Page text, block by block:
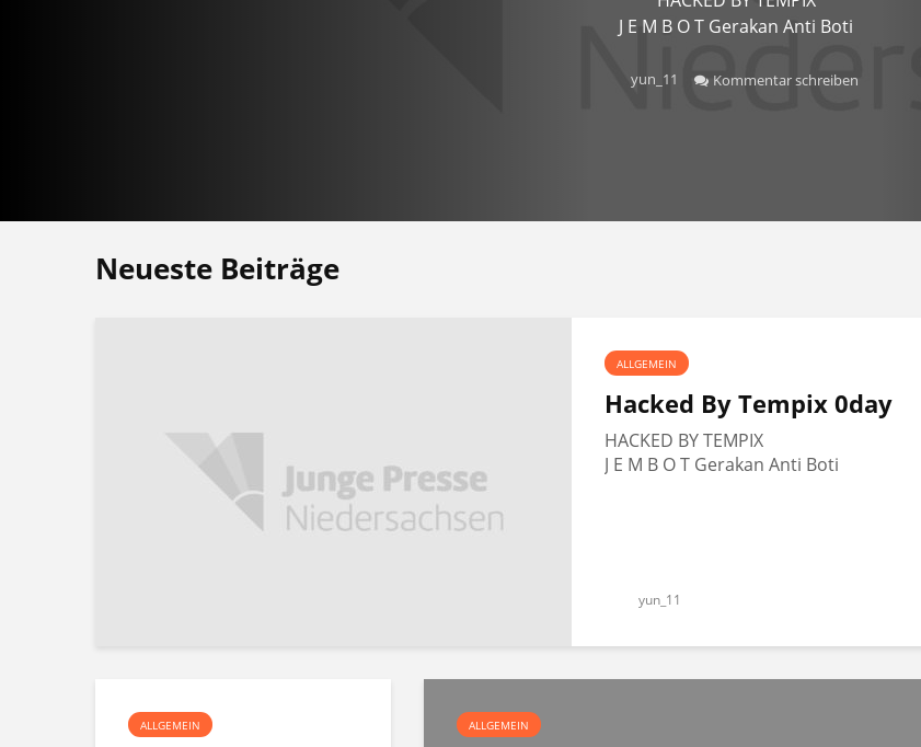
J E M B O T Gerakan Anti Boti
yun_11 Kommentar schreiben
Neueste Beiträge
ALLGEMEIN
Hacked By Tempix 0day
HACKED BY TEMPIX
J E M B O T Gerakan Anti Boti
yun_11
ALLGEMEIN ALLGEMEIN